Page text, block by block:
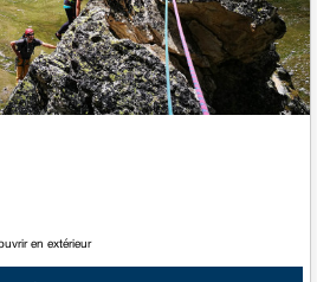
en extérieur